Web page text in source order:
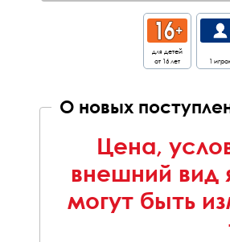
для детей
от 16 лет
1
О новых
Цена,
внешний вид
могут быть